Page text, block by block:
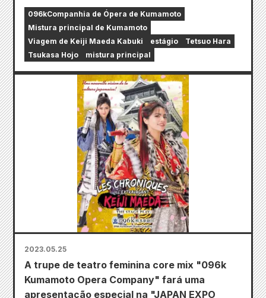
096kCompanhia de Ópera de Kumamoto
Mistura principal de Kumamoto
Viagem de Keiji Maeda Kabuki
estágio
Tetsuo Hara
Tsukasa Hojo
mistura principal
2023.05.25
A trupe de teatro feminina core mix "096k
Kumamoto Opera Company" fará uma
apresentação especial na "JAPAN EXPO